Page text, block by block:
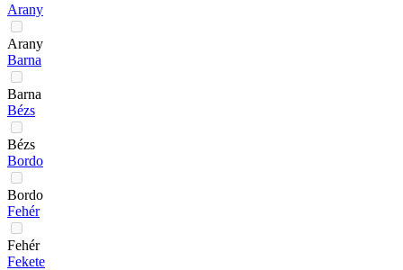
Arany
Arany
Barna
Barna
Bézs
Bézs
Bordo
Bordo
Fehér
Fehér
Fekete